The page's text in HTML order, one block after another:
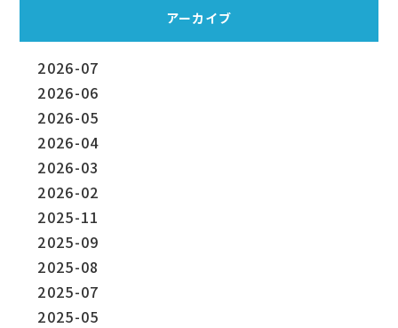
アーカイブ
2026-07
2026-06
2026-05
2026-04
2026-03
2026-02
2025-11
2025-09
2025-08
2025-07
2025-05